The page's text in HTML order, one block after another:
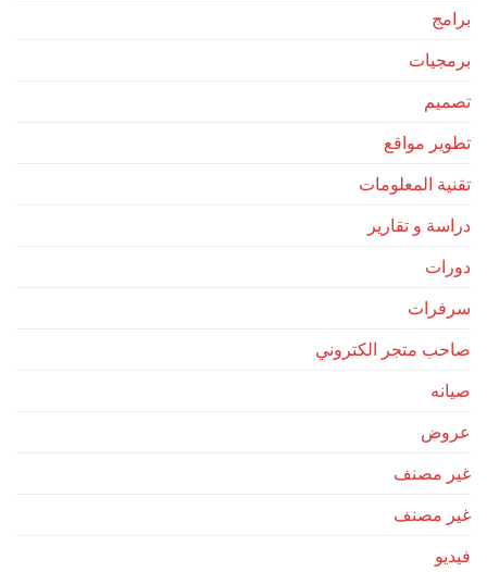
برامج
برمجيات
تصميم
تطوير مواقع
تقنية المعلومات
دراسة و تقارير
دورات
سرفرات
صاحب متجر الكتروني
صيانه
عروض
غير مصنف
غير مصنف
فيديو